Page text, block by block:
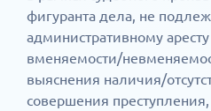
фигуранта дела, не
административному
вменяемости/
выяснения наличия/
совершения